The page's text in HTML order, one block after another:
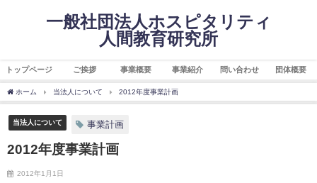
一般社団法人ホスピタリティ
人間教育研究所
トップページ ご挨拶 事業概要 事業紹介 問い合わせ 団体概要
ホーム 当法人について 2012年度事業計画
当法人について 事業計画
2012年度事業計画
2012年1月1日